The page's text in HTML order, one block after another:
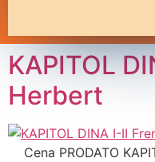
KAPITOL
Herbert
Cena PRODATO